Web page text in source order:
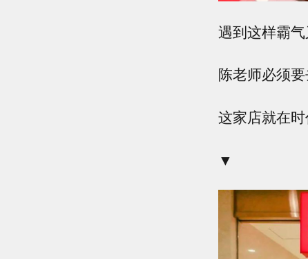
遇到这样霸
陈老师必须
这家店就在时
▼